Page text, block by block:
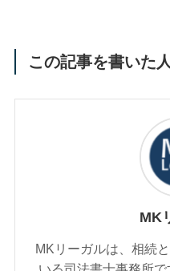
この記事を書いた人
MK
MKリーガルは、相続